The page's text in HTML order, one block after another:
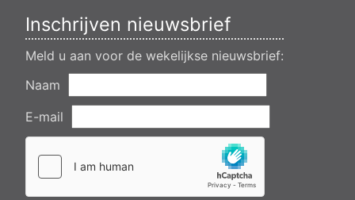
Inschrijven nieuwsbrief
Meld u aan voor de wekelijkse nieuwsbrief:
Naam
E-mail